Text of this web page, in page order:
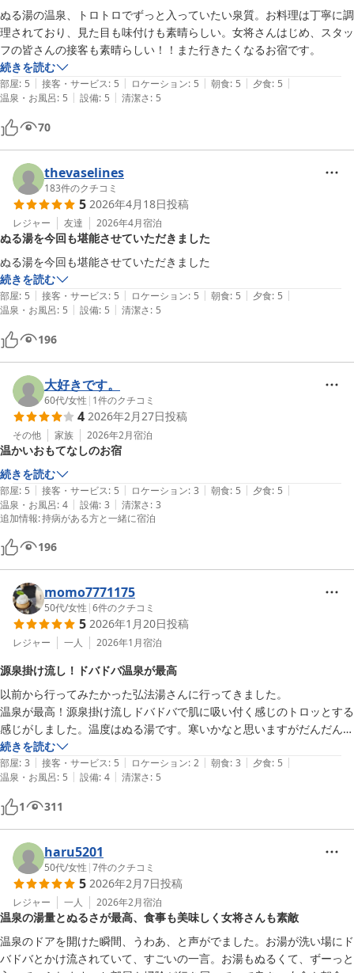
大浴場と家族風呂。共に温湯の純温泉(加水　加温　循環　添加物無し)
が常にドバドバの掛け流し！オーバーフローで、家族風呂は常に床に温
泉が流れてます。家族風呂は内鍵をかけて貸し切り！私は計4〜5時間
入ってましたよ！
ジャンプー　ボディソープ　T字髭剃り　手洗い石鹸　ドライヤー　綿
棒が備え付けて有りました。
接遇
コレまた素晴らしい！痒い所に手が届き、でも押し付けがましく無く、
丁寧なご対応。こんな親父1人の客に、帰りは2人の女性が三つ指つい
て、対応されてしまい、焦りました(^_^;)
いやぁ～、リーズナブルにリフレッシュ出来て、最高の休暇になりまし
た。
ぬる湯の温泉、トロトロでずっと入っていたい泉質。お料理は丁寧に調
理されており、見た目も味付けも素晴らしい。女将さんはじめ、スタッ
フの皆さんの接客も素晴らしい！！また行きたくなるお宿です。
続きを読む
部屋: 5 | 接客・サービス: 5 | ロケーション: 5 | 朝食: 5 | 夕食: 5 |
温泉・お風呂: 5 | 設備: 5 | 清潔さ: 5
70
thevaselines
183件のクチコミ
5 2026年4月18日投稿
レジャー 友達 2026年4月宿泊
ぬる湯を今回も堪能させていただきました
ぬる湯を今回も堪能させていただきました
続きを読む
部屋: 5 | 接客・サービス: 5 | ロケーション: 5 | 朝食: 5 | 夕食: 5 |
温泉・お風呂: 5 | 設備: 5 | 清潔さ: 5
196
大好きです。
60代/女性 | 1件のクチコミ
4 2026年2月27日投稿
その他 家族 2026年2月宿泊
温かいおもてなしのお宿
続きを読む
部屋: 5 | 接客・サービス: 5 | ロケーション: 3 | 朝食: 5 | 夕食: 5 |
温泉・お風呂: 4 | 設備: 3 | 清潔さ: 3
追加情報:持病がある方と一緒に宿泊
196
momo7771175
50代/女性 |6件のクチコミ
5 2026年1月20日投稿
レジャー 一人 2026年1月宿泊
源泉掛け流し！ドバドバ温泉が最高
以前から行ってみたかった弘法湯さんに行ってきました。
温泉が最高！源泉掛け流しドバドバで肌に吸い付く感じのトロッとする
感じがしました。温度はぬる湯です。寒いかなと思いますがだんだんと
あたたかく感じずーっと浸かっていられ出どきがわからないほど素晴ら
しい温泉です。
貸し切り風呂もあり空いていれば何回でもはいれます。
建物は年代を感じますがお部屋はお掃除が行き届いておられ心地よく過
ごせました。が、ほとんど風呂に入ってた感じです笑。そのくらい温泉
が良かったです。
お食事も美味しくいただきました。私が行ったときは名産のころがきの
天ぷらがあり、柿の天ぷらを食べたのが初めてでした。とっても美味し
かったです。
ありがとうございました。
続きを読む
部屋: 3 | 接客・サービス: 5 | ロケーション: 2 | 朝食: 3 | 夕食: 5 |
温泉・お風呂: 5 | 設備: 4 | 清潔さ: 5
1 311
haru5201
50代/女性 |7件のクチコミ
5 2026年2月7日投稿
レジャー 一人 2026年2月宿泊
温泉の湯量とぬるさが最高、食事も美味しく女将さんも素敵
温泉のドアを開けた瞬間、うわあ、と声がでました。お湯が洗い場にド
バドバとかけ流されていて、すごいの一言。お湯もぬるくて、ずーっと